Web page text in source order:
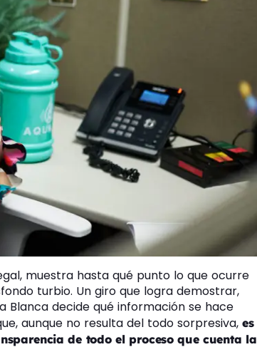
muestra hasta qué punto lo que ocurre
turbio. Un giro que logra demostrar,
Blanca decide qué información se hace
aunque no resulta del todo sorpresiva, es
de todo el proceso que cuenta la